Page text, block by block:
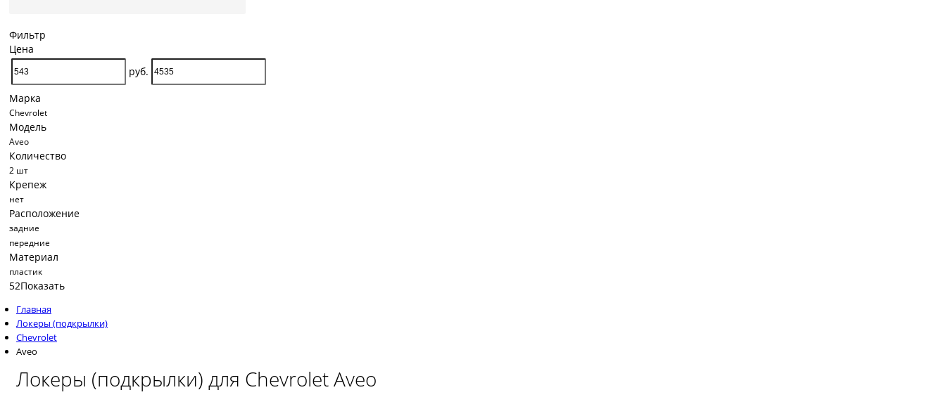
Фильтр
Цена
руб.
Марка
Chevrolet
Модель
Aveo
Количество
2 шт
Крепеж
нет
Расположение
задние
передние
Материал
пластик
52Показать
Главная
Локеры (подкрылки)
Chevrolet
Aveo
Локеры (подкрылки) для Chevrolet Aveo
я согласен с